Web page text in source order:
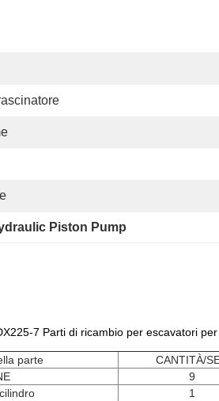
Piston Pump
7 Parti di ricambio per escavatori
parte
CANTITÀ/
9
1